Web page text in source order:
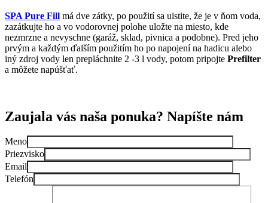
SPA Pure Fill má dve zátky, po použití sa uistite, že je v ňom voda,
zazátkujte ho a vo vodorovnej polohe uložte na miesto, kde
nezmrzne a nevyschne (garáž, sklad, pivnica a podobne). Pred jeho
prvým a každým ďalším použitím ho po napojení na hadicu alebo
iný zdroj vody len prepláchnite 2 -3 l vody, potom pripojte Prefilter
a môžete napúšťať.
Zaujala vás naša ponuka? Napíšte nám
Meno
Priezvisko
Email
Telefón